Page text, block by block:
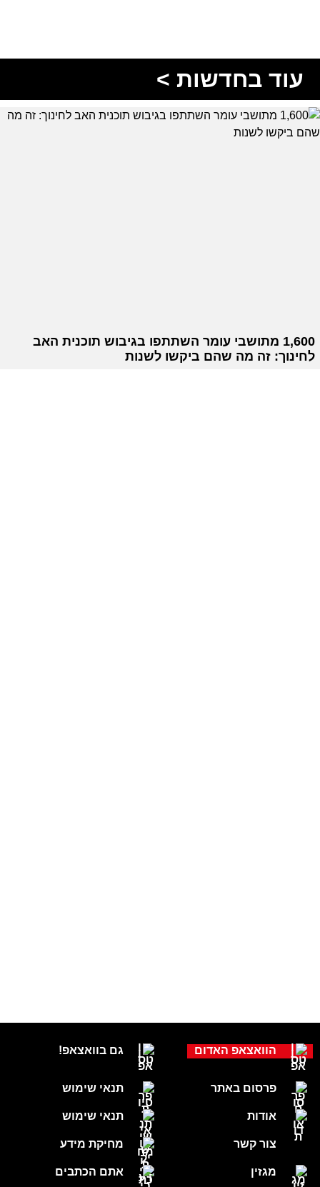
עוד בחדשות >
1,600 מתושבי עומר השתתפו בגיבוש תוכנית האב
לחינוך: זה מה שהם ביקשו לשנות
גם בוואצאפ!
תנאי שימוש
תנאי שימוש
מחיקת מידע
אתם הכתבים
הוואצאפ האדום
פרסום באתר
אודות
צור קשר
מגזין